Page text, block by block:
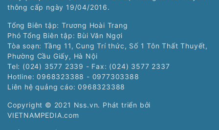
thông cấp ngày 19/04/2016.
Tổng Biên tập: Trương Hoài Trang
Phó Tổng Biên tập: Bùi Văn Ngợi
Tòa soạn: Tầng 11, Cung Trí thức, Số 1 Tôn Thất Thuyết,
Phường Cầu Giấy, Hà Nội
Tel: (024) 3577 2339 - Fax: (024) 3577 2337
Hotline: 0968323388 - 0977303388
Liên hệ quảng cáo: 0968323388
Copyright © 2021 Nss.vn. Phát triển bởi
VIETNAMPEDIA.com